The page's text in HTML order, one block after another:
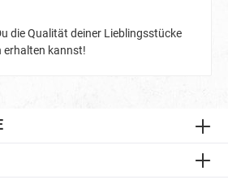
die Qualität deiner Lieblingsstücke
erhalten kannst!